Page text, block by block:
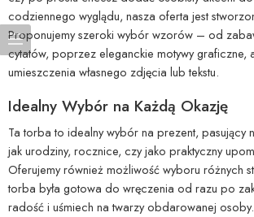
codziennego wyglądu, nasza oferta jest
Proponujemy szeroki wybór wzorów – od
cytatów, poprzez eleganckie motywy
umieszczenia własnego zdjęcia lub tekstu.
Idealny Wybór na Każdą Okazję
Ta torba to idealny wybór na prezent, pasujący
jak urodziny, rocznice, czy jako praktyczny
Oferujemy również możliwość wyboru różnych
torba była gotowa do wręczenia od razu po
radość i uśmiech na twarzy obdarowanej osoby.